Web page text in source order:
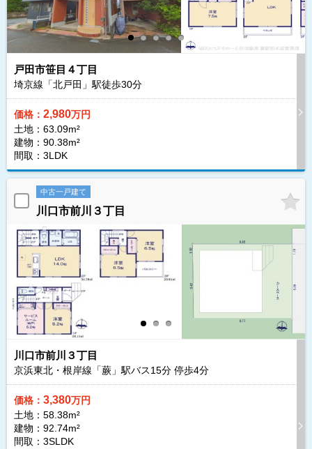
戸田市笹目４丁目
埼京線「北戸田」駅徒歩30分
価格： 2,980万円
土地：63.09m²
建物：90.38m²
間取：3LDK
中古一戸建て
川口市前川３丁目
川口市前川３丁目
京浜東北・根岸線「蕨」駅バス15分 停歩4分
価格： 3,380万円
土地：58.38m²
建物：92.74m²
間取：3SLDK